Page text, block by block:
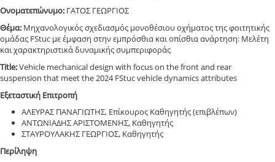
Ονοματεπώνυμο: ΓΑΤΟΣ ΓΕΩΡΓΙΟΣ
Θέμα: Μηχανολογικός σχεδιασμός μονοθέσιου οχήματος της φοιτητικής
ομάδας FStuc με έμφαση στην εμπρόσθια και οπίσθια ανάρτηση: Μελέτη
και χαρακτηριστικά δυναμικής συμπεριφοράς
Title:Vehicle mechanical design with focus on the front and rear
suspension that meet the 2024 FStuc vehicle dynamics attributes
Εξεταστική Επιτροπή
ΑΛΕΥΡΑΣ ΠΑΝΑΓΙΩΤΗΣ, Επίκουρος Καθηγητής (επιβλέπων)
ΑΝΤΩΝΙΑΔΗΣ ΑΡΙΣΤΟΜΕΝΗΣ, Καθηγητής
ΣΤΑΥΡΟΥΛΑΚΗΣ ΓΕΩΡΓΙΟΣ, Καθηγητής
Περίληψη